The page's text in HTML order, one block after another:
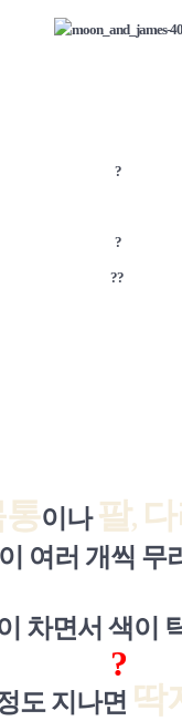
?
?
??
통이나팔,
이 여러 개씩 무
차면서 색이
?
도 지나면 딱